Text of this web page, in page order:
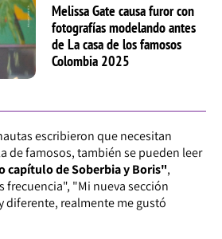
Melissa Gate causa furor con
fotografías modelando antes
de La casa de los famosos
Colombia 2025
escribieron que necesitan
de famosos, también se pueden leer
capítulo de Soberbia y Boris",
frecuencia", "Mi nueva sección
diferente, realmente me gustó